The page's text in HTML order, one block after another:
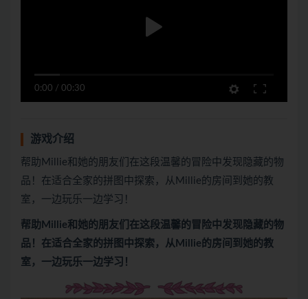
0:00 / 00:30
游戏介绍
帮助Millie和她的朋友们在这段温馨的冒险中发现隐藏的物
品！在适合全家的拼图中探索，从Millie的房间到她的教
室，一边玩乐一边学习！
帮助Millie和她的朋友们在这段温馨的冒险中发现隐藏的物
品！在适合全家的拼图中探索，从Millie的房间到她的教
室，一边玩乐一边学习！